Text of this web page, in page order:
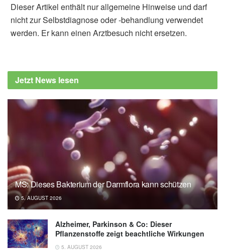
Dieser Artikel enthält nur allgemeine Hinweise und darf
nicht zur Selbstdiagnose oder -behandlung verwendet
werden. Er kann einen Arztbesuch nicht ersetzen.
Jetzt News lesen
MS: Dieses Bakterium der Darmflora kann schützen
5. AUGUST 2026
Alzheimer, Parkinson & Co: Dieser
Pflanzenstoffe zeigt beachtliche Wirkungen
5. AUGUST 2026